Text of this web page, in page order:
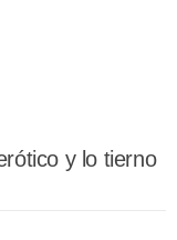
y lo tierno